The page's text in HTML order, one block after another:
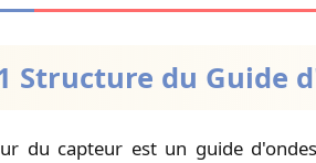
Structure du Guide
du capteur est un guide